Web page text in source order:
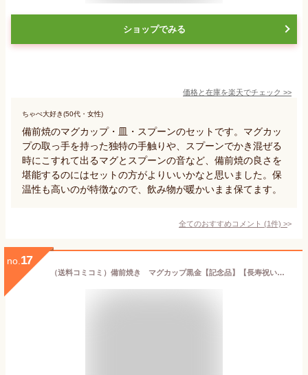
ショップでみる
価格と在庫を楽天でチェック >>
ちゃぺ大好き(50代・女性)
備前焼のマグカップ・皿・スプーンのセットです。マグカッ
プの取っ手を持った独特の手触りや、スプーンでかき混ぜる
時にこすれて出るマグとスプーンの音など、備前焼の良さを
堪能するのにはセットの方がよりいいかなと思いました。保
温性も高いのが特徴なので、飲み物が暖かいまま保てます。
全てのおすすめコメント (1件) >
no. 17
（送料コミコミ）備前焼き マグカップ黒金【記念品】【長寿祝い】【贈答】【誕生日プレゼント】 山麓窯170714